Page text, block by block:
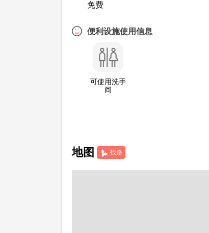
免费
便利设施使用信息
可使用洗手
间
地图 找路